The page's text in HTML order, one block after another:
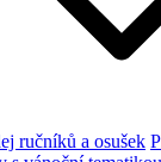
ručníků a osušek